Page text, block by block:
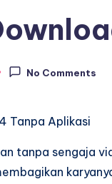
No Comments
Tanpa Aplikasi
tanpa sengaja